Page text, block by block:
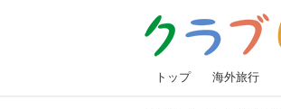
トップ 海外旅行